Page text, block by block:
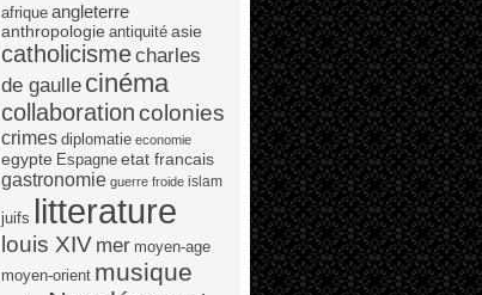
afrique angleterre
anthropologie antiquité asie
catholicismecharles
de gaulle cinéma
collaborationcolonies
crimes diplomatie economie
egypte Espagne etat francais
gastronomie guerre froide islam
juifs litterature
louis XIV mer moyen-age
moyen-orient musique